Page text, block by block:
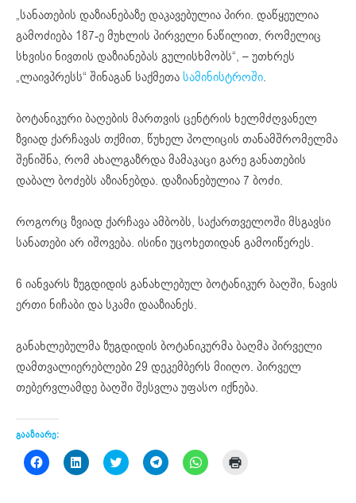
„სანათების დაზიანებაზე დაკავებულია პირი. დაწყეულია
გამოძიება 187-ე მუხლის პირველი ნაწილით, რომელიც
სხვისი ნივთის დაზიანებას გულისხმობს“, – უთხრეს
„ლაივპრესს“ შინაგან საქმეთა სამინისტროში.
ბოტანიკური ბაღების მართვის ცენტრის ხელმძღვანელ
ზვიად ქარჩავას თქმით, წუხელ პოლიცის თანამშრომელმა
შენიშნა, რომ ახალგაზრდა მამაკაცი გარე განათების
დაბალ ბოძებს აზიანებდა. დაზიანებულია 7 ბოძი.
როგორც ზვიად ქარჩავა ამბობს, საქართველოში მსგავსი
სანათები არ იშოვება. ისინი უცოხეთიდან გამოიწერეს.
6 იანვარს ზუგდიდის განახლებულ ბოტანიკურ ბაღში, ნავის
ერთი ნიჩაბი და სკამი დააზიანეს.
განახლებულმა ზუგდიდის ბოტანიკურმა ბაღმა პირველი
დამთვალიერებლები 29 დეკემბერს მიიღო. პირველ
თებერვლამდე ბაღში შესვლა უფასო იქნება.
გააზიარე:
Click
to
Click
to
Click
to
Click
to
Click
to